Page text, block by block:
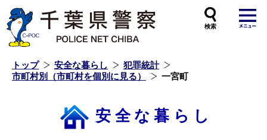
トップ 安全な暮らし
犯罪統計
市町村別（市町村を個別に見る）
一宮町
安全な暮らし